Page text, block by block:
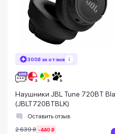
300₴ за отзыв
Наушники JBL Tune 720BT
(JBLT720BTBLK)
Оставить отзыв
2 639 ₴ -440 ₴